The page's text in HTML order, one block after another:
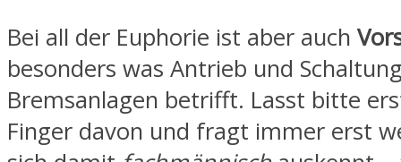
Bei all der Euphorie ist aber auch
besonders was Antrieb und
Bremsanlagen betrifft. Lasst bitte
Finger davon und fragt immer erst